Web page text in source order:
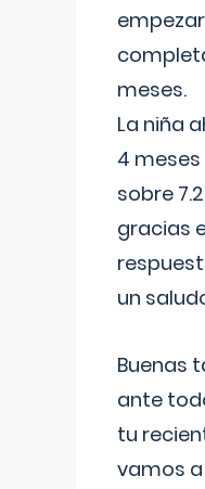
meses.
La niña
4 meses
sobre
gracias
un
Buenas
ante
tu
vamos